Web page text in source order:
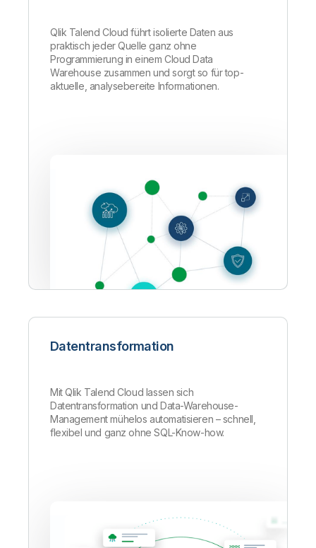
Qlik Talend Cloud führt isolierte Daten aus
praktisch jeder Quelle ganz ohne
Programmierung in einem Cloud Data
Warehouse zusammen und sorgt so für top-
aktuelle, analysebereite Informationen.
Datentransformation
Mit Qlik Talend Cloud lassen sich
Datentransformation und Data-Warehouse-
Management mühelos automatisieren – schnell,
flexibel und ganz ohne SQL-Know-how.